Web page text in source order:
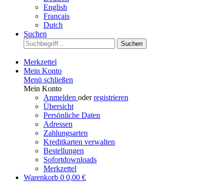
English
Français
Dutch
Suchen
Suchen
Merkzettel
Mein Konto
Menü schließen
Mein Konto
Anmelden oderregistrieren
Übersicht
Persönliche Daten
Adressen
Zahlungsarten
Kreditkarten verwalten
Bestellungen
Sofortdownloads
Merkzettel
Warenkorb 0 0,00 €